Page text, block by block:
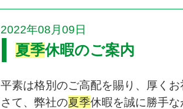
2022年08月09日
夏季休暇のご案内
平素は格別のご高配を賜り、厚く
さて、弊社の夏季休暇を誠に勝手な